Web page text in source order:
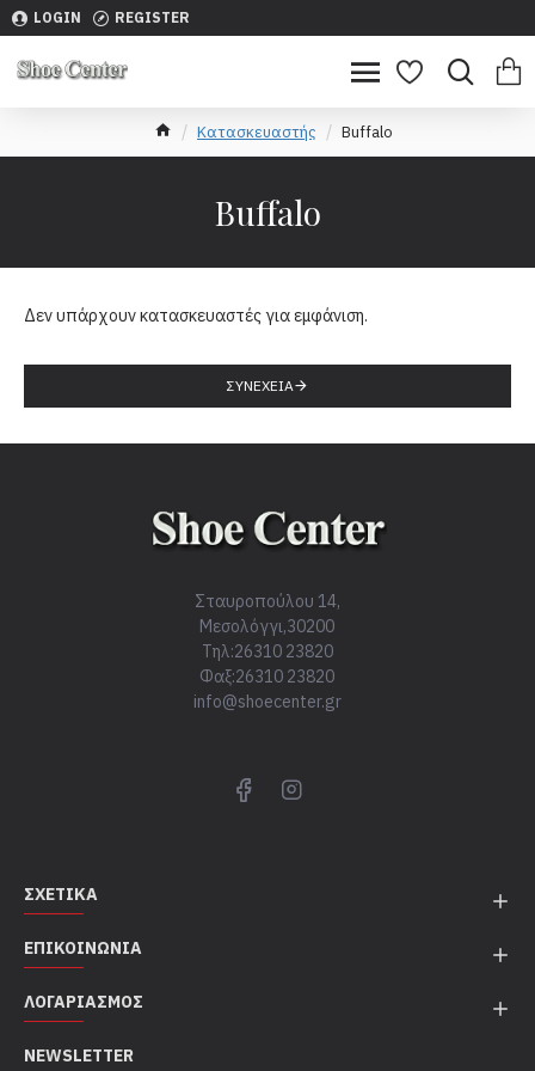
LOGIN REGISTER
Κατασκευαστής Buffalo
Buffalo
Δεν υπάρχουν κατασκευαστές για εμφάνιση.
ΣΥΝΈΧΕΙΑ
Σταυροπούλου 14,
Μεσολόγγι,30200
Τηλ:26310 23820
Φαξ:26310 23820
info@shoecenter.gr
ΣΧΕΤΙΚΆ
ΕΠΙΚΟΙΝΩΝΊΑ
ΛΟΓΑΡΙΑΣΜΌΣ
NEWSLETTER